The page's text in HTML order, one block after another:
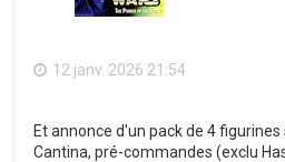
12 janv. 2026 21:54
Et annonce d'un pack de 4
Cantina, pré-commandes (exclu